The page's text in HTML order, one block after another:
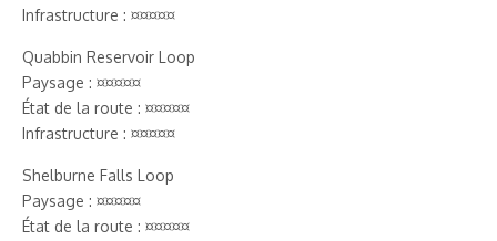
Infrastructure : ¤¤¤¤¤
Quabbin Reservoir Loop
Paysage : ¤¤¤¤¤
État de la route : ¤¤¤¤¤
Infrastructure : ¤¤¤¤¤
Shelburne Falls Loop
Paysage : ¤¤¤¤¤
État de la route : ¤¤¤¤¤